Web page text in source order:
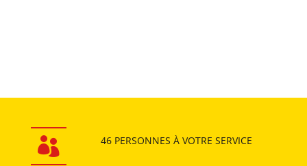
 46 PERSONNES À VOTRE SERVICE